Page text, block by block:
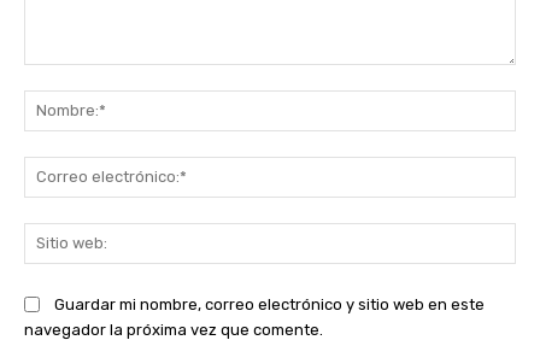
Guardar mi nombre, correo electrónico y sitio web en este
navegador la próxima vez que comente.